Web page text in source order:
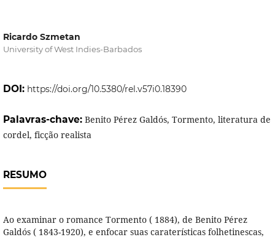
Ricardo Szmetan
University of West Indies-Barbados
DOI: https://doi.org/10.5380/rel.v57i0.18390
Palavras-chave: Benito Pérez Galdós, Tormento, literatura de
cordel, ficção realista
RESUMO
Ao examinar o romance Tormento ( 1884), de Benito Pérez
Galdós ( 1843-1920), e enfocar suas caraterísticas folhetinescas,